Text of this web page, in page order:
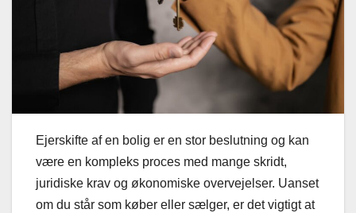
Ejerskifte af en bolig er en stor beslutning og kan
være en kompleks proces med mange skridt,
juridiske krav og økonomiske overvejelser. Uanset
om du står som køber eller sælger, er det vigtigt at